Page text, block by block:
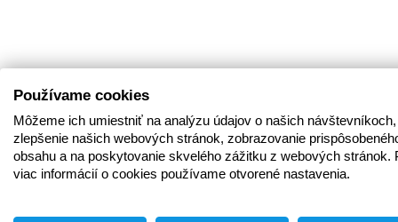
Používame cookies
Môžeme ich umiestniť na analýzu údajov o našich
zlepšenie našich webových stránok, zobrazovanie
obsahu a na poskytovanie skvelého zážitku z webových stránok.
viac informácií o cookies používame otvorené nastavenia.